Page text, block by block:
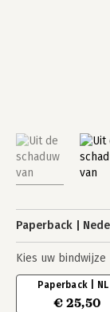
Paperback
Kies uw bindwijze
Paperback | NL
€ 25,50